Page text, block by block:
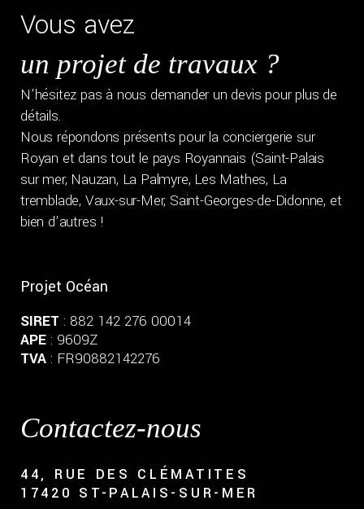
Vous avez
un projet de travaux ?
N’hésitez pas à nous demander un devis pour plus de
détails.
Nous répondons présents pour la conciergerie sur
Royan et dans tout le pays Royannais (Saint-Palais
sur mer, Nauzan, La Palmyre, Les Mathes, La
tremblade, Vaux-sur-Mer, Saint-Georges-de-Didonne, et
bien d’autres !
Projet Océan
SIRET : 882 142 276 00014
APE : 9609Z
TVA : FR90882142276
Contactez-nous
44, RUE DES CLÉMATITES
17420 ST-PALAIS-SUR-MER